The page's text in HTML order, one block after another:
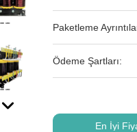
Paketleme
Ödeme Şartları:
En İyi